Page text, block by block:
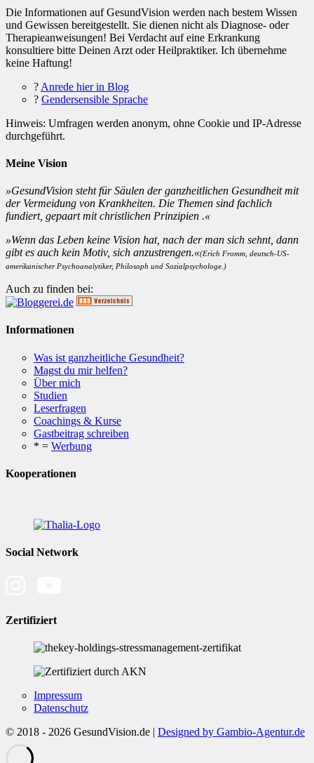
Die Informationen auf GesundVision werden nach bestem Wissen
und Gewissen bereitgestellt. Sie dienen nicht als Diagnose- oder
Therapieanweisungen! Bei Verdacht auf eine Erkrankung
konsultiere bitte Deinen Arzt oder Heilpraktiker. Ich übernehme
keine Haftung!
? Anrede hier in Blog
? Gendersensible Sprache
Hinweis: Umfragen werden anonym, ohne Cookie und IP-Adresse
durchgeführt.
Meine Vision
»GesundVision steht für Säulen der ganzheitlichen Gesundheit mit
der Vermeidung von Krankheiten. Die Themen sind fachlich
fundiert, gepaart mit christlichen Prinzipien .«
»Wenn das Leben keine Vision hat, nach der man sich sehnt, dann
gibt es auch kein Motiv, sich anzustrengen.«(Erich Fromm, deutsch-US-
amerikanischer Psychoanalytiker, Philosoph und Sozialpsychologe.)
Auch zu finden bei:
Informationen
Was ist ganzheitliche Gesundheit?
Magst du mir helfen?
Über mich
Studien
Leserfragen
Coachings & Kurse
Gastbeitrag schreiben
* = Werbung
Kooperationen
Social Network
Zertifiziert
Impressum
Datenschutz
© 2018 - 2026 GesundVision.de | Designed by Gambio-Agentur.de